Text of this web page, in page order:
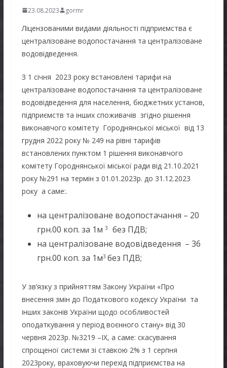
23.08.2023 gormr
Ліцензованими видами діяльності підприємства є
централізоване водопостачання та централізоване
водовідведення.
З 1 січня 2023 року встановлені тарифи на
централізоване водопостачання та централізоване
водовідведення для населення, бюджетних установ,
підприємств та інших споживачів згідно рішення
виконавчого комітету Городнянської міської від 13
грудня 2022 року № 249 на рівні тарифів
встановлених пунктом 1 рішення виконавчого
комітету Городнянської міської ради від 21.10.2021
року №291 на термін з 01.01.2023р. до 31.12.2023
року а саме:.
на централізоване водопостачання – 20
грн.00 коп. за 1м 3 без ПДВ;
на централізоване водовідведення – 36
грн.00 коп. за 1м3 без ПДВ;
У зв’язку з прийняттям Закону України «Про
внесення змін до Податкового кодексу України та
інших законів України щодо особливостей
оподаткування у період воєнного стану» від 30
червня 2023р. №3219 –IX, а саме: скасування
спрощеної системи зі ставкою 2% з 1 серпня
2023року, враховуючи перехід підприємства на